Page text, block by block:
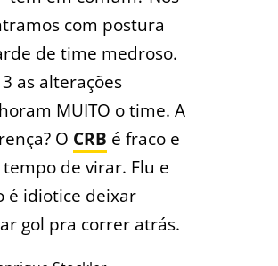
com postura
de time medroso.
as alterações
MUITO o time. A
O CRB é fraco e
de virar. Flu e
é idiotice deixar
gol pra correr atrás.